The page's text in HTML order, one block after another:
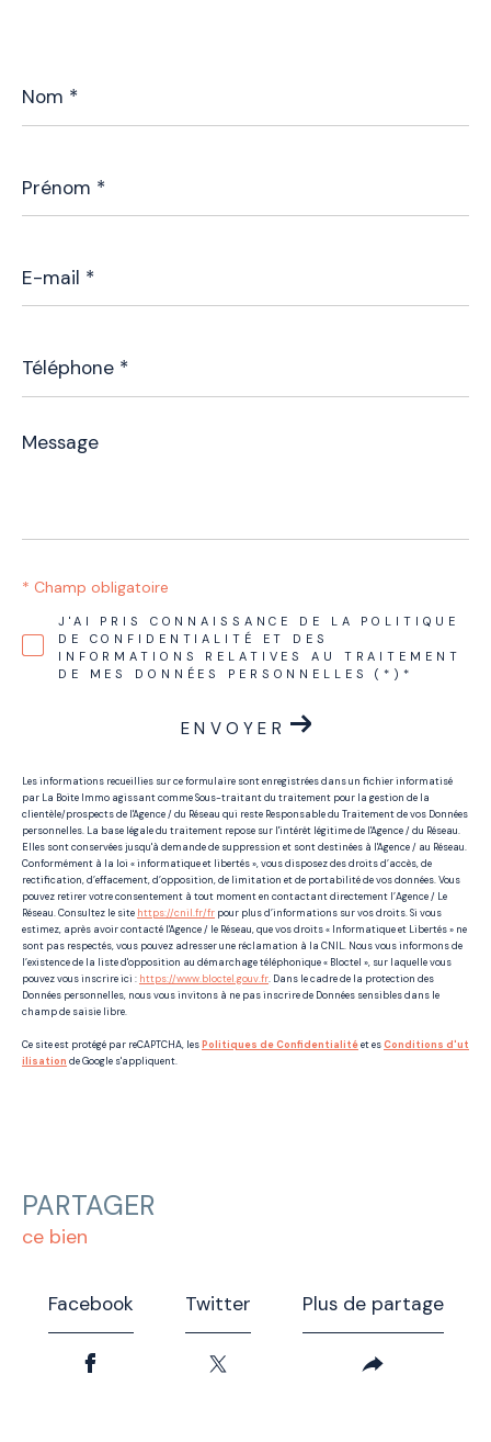
*
*
mail
*
*
Message
*
J'AI PRIS CONNAISSANCE DE LA POLITIQUE
DE CONFIDENTIALITÉ ET DES
INFORMATIONS RELATIVES AU TRAITEMENT
DE MES DONNÉES PERSONNELLES (*)*
* Champ obligatoire
ENVOYER
Les informations recueillies sur ce formulaire sont enregistrées dans un fichier informatisé
par La Boite Immo agissant comme Sous-traitant du traitement pour la gestion de la
clientèle/prospects de l'Agence / du Réseau qui reste Responsable du Traitement de vos Données
personnelles. La base légale du traitement repose sur l'intérêt légitime de l'Agence / du Réseau.
Elles sont conservées jusqu'à demande de suppression et sont destinées à l'Agence / au Réseau.
Conformément à la loi « informatique et libertés », vous disposez des droits d’accès, de
rectification, d’effacement, d’opposition, de limitation et de portabilité de vos données. Vous
pouvez retirer votre consentement à tout moment en contactant directement l’Agence / Le
Réseau. Consultez le site https://cnil.fr/fr pour plus d’informations sur vos droits. Si vous
estimez, après avoir contacté l'Agence / le Réseau, que vos droits « Informatique et Libertés » ne
sont pas respectés, vous pouvez adresser une réclamation à la CNIL. Nous vous informons de
l’existence de la liste d'opposition au démarchage téléphonique « Bloctel », sur laquelle vous
pouvez vous inscrire ici : https://www.bloctel.gouv.fr. Dans le cadre de la protection des
Données personnelles, nous vous invitons à ne pas inscrire de Données sensibles dans le
champ de saisie libre.
Ce site est protégé par reCAPTCHA, lesPolitiques de Confidentialitéet esConditions d'ut
ilisation de Google s'appliquent.
PARTAGER
ce bien
Facebook Twitter Plus de partage